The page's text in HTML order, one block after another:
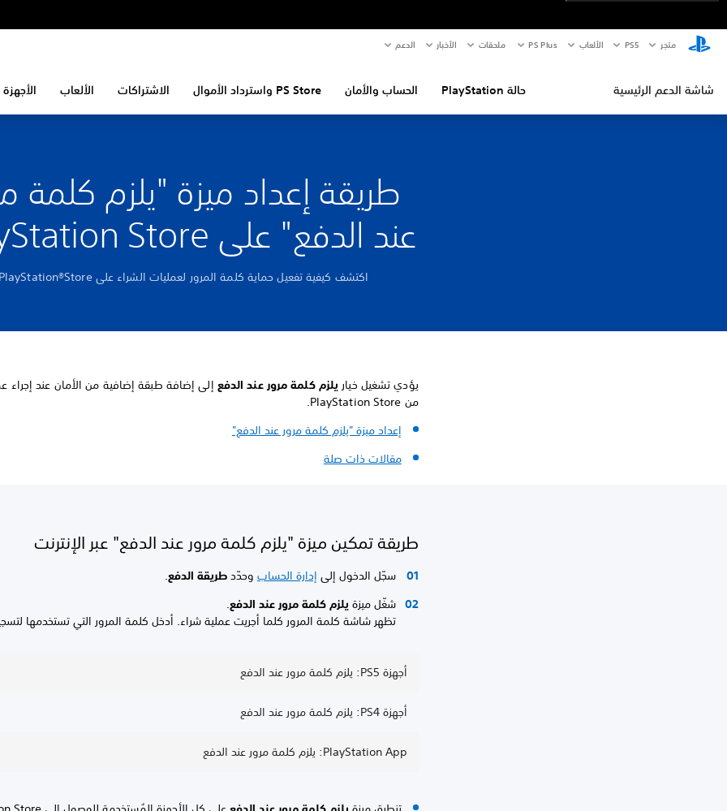
متجر PS5‏ الألعاب PS Plus ملحقات الأخبار الدعم
شاشة الدعم الرئيسية حالة PlayStation الحساب والأمان PS Store واسترداد الأموال الاشتراكات الألعاب
طريقة إعداد ميزة "يلزم كلمة
عند الدفع" على PlayStation Store
اكتشف كيفية تفعيل حماية كلمة المرور لعمليات الشراء على PlayStation®Store.
يؤدي تشغيل خيار يلزم كلمة مرور عند الدفع إلى إضافة طبقة إضافية من الأمان عند إجراء
من PlayStation Store.
إعداد ميزة "يلزم كلمة مرور عند الدفع"
مقالات ذات صلة
طريقة تمكين ميزة "يلزم كلمة مرور عند الدفع" عبر الإنترنت
سجّل الدخول إلى إدارة الحساب وحدّدطريقة الدفع.
شغّل ميزة يلزم كلمة مرور عند الدفع.
تظهر شاشة كلمة المرور كلما أجريت عملية شراء. أدخل كلمة المرور التي تستخدمها
أجهزة PS5: يلزم كلمة مرور عند الدفع
أجهزة PS4: يلزم كلمة مرور عند الدفع
PlayStation App: يلزم كلمة مرور عند الدفع